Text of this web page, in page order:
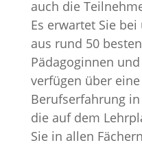
auch die
Es erwartet Sie
aus rund 50
Pädagoginnen
verfügen über
Berufserfahrung
die auf dem
Sie in allen